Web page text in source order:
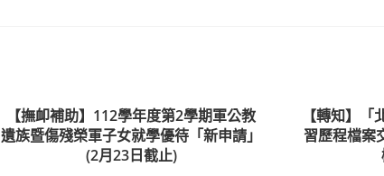
【撫卹補助】112學年度第2學期軍公教
遺族暨傷殘榮軍子女就學優待「新申請」
(2月23日截止)
【轉知】
習歷程檔案